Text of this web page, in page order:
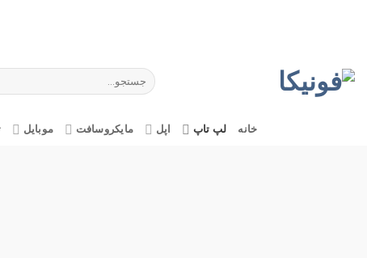
جستجو
برای:
خانه لپ تاپ اپل مایکروسافت موبایل